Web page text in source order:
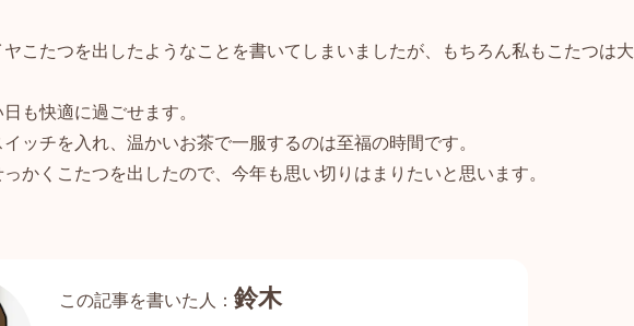
こたつを出したようなことを書いてしまいましたが、もちろん私もこたつは大
も快適に過ごせます。
ッチを入れ、温かいお茶で一服するのは至福の時間です。
かくこたつを出したので、今年も思い切りはまりたいと思います。
鈴木